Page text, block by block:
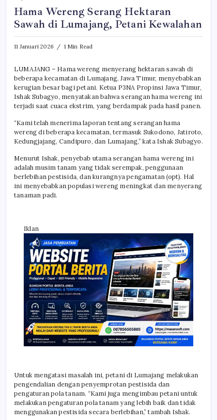
Hama Wereng Serang Hektaran
Sawah di Lumajang, Petani Kewalahan
11 Januari 2026 1 Min Read
LUMAJANG – Hama wereng menyerang hektaran sawah di
beberapa kecamatan di Lumajang, Jawa Timur, menyebabkan
kerugian besar bagi petani. Ketua P3NA Propinsi Jawa Timur,
Ishak Subagyo, menyatakan bahwa serangan hama wereng ini
terjadi saat cuaca ekstrim, yang berdampak pada hasil panen.
“Kami telah menerima laporan tentang serangan hama
wereng di beberapa kecamatan, termasuk Sukodono, Jatiroto,
Kedungjajang, Candipuro, dan Lumajang,” kata Ishak Subagyo.
Menurut Ishak, penyebab utama serangan hama wereng ini
adalah musim tanam yang tidak serempak, penggunaan
berlebihan pestisida, dan kurangnya pengamatan (opt). Hal
ini menyebabkan populasi wereng meningkat dan menyerang
tanaman padi.
Iklan
Untuk mengatasi masalah ini, petani di Lumajang melakukan
pengendalian dengan penyemprotan pestisida dan
pengaturan pola tanam. “Kami juga mengimbau petani untuk
melakukan pengaturan pola tanam yang lebih baik dan tidak
menggunakan pestisida secara berlebihan,” tambah Ishak.